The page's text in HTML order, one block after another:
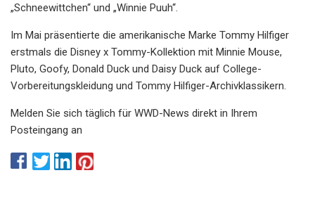
„Schneewittchen“ und „Winnie Puuh“.
Im Mai präsentierte die amerikanische Marke Tommy Hilfiger
erstmals die Disney x Tommy-Kollektion mit Minnie Mouse,
Pluto, Goofy, Donald Duck und Daisy Duck auf College-
Vorbereitungskleidung und Tommy Hilfiger-Archivklassikern.
Melden Sie sich täglich für WWD-News direkt in Ihrem
Posteingang an